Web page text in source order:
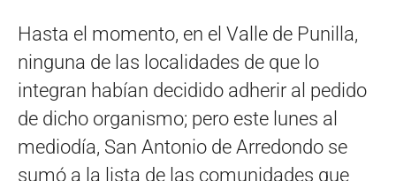
Hasta el momento, en el Valle de Punilla,
ninguna de las localidades de que lo
integran habían decidido adherir al pedido
de dicho organismo; pero este lunes al
mediodía, San Antonio de Arredondo se
sumó a la lista de las comunidades que